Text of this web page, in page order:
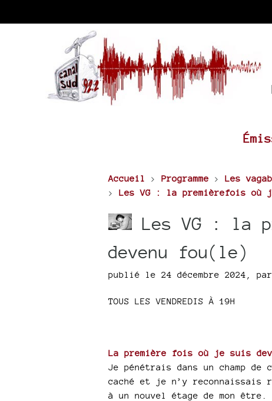
Accueil > Programme > Les
> Les VG : la premièrefois où
Les VG : la
devenu fou(le)
publié le 24 décembre 2024
TOUS LES VENDREDIS À 19H
La première fois où je suis
Je pénétrais dans un champ
caché et je n’y reconnaissais
à un nouvel étage de mon